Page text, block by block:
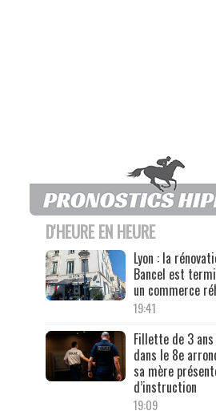
D'HEURE EN HEURE
Lyon : la
Bancel est
un commerce
19:41
Fillette de 3
dans le 8e
sa mère
d’instruction
19:09